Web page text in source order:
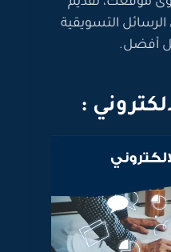
التسويقية
أفضل.
: